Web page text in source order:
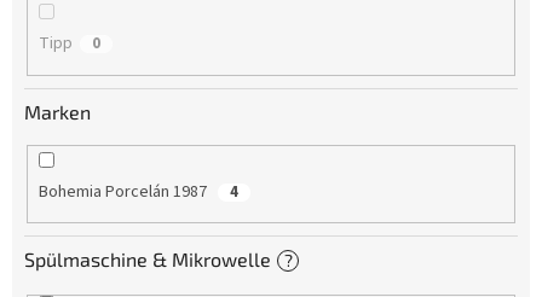
Tipp 0
Marken
Bohemia Porcelán 1987 4
Spülmaschine & Mikrowelle ?